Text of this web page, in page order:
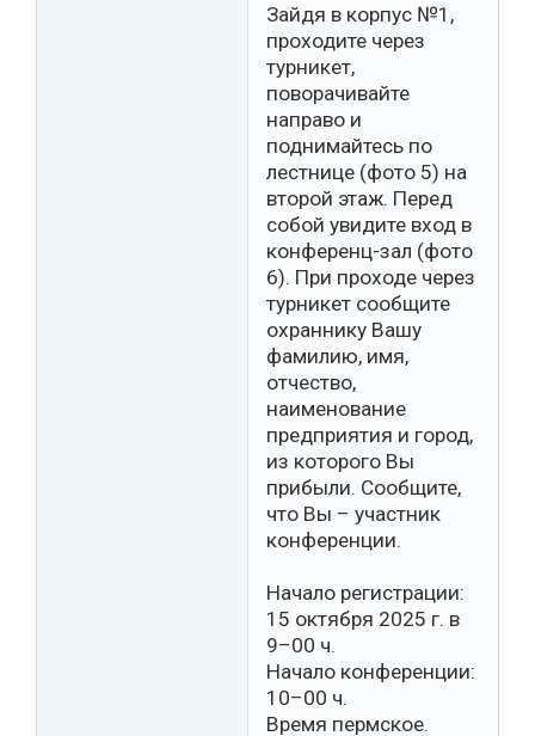
Зайдя в корпус №1,
проходите через
турникет,
поворачивайте
направо и
поднимайтесь по
лестнице (фото 5) на
второй этаж. Перед
собой увидите вход в
конференц-зал (фото
6). При проходе через
турникет сообщите
охраннику Вашу
фамилию, имя,
отчество,
наименование
предприятия и город,
из которого Вы
прибыли. Сообщите,
что Вы – участник
конференции.
Начало регистрации:
15 октября 2025 г. в
9–00 ч.
Начало конференции:
10–00 ч.
Время пермское.